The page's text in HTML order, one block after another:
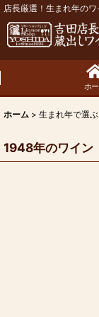
店長厳選！生まれ年の
ホ
ホーム > 生まれ年で選ぶ
1948年のワイン